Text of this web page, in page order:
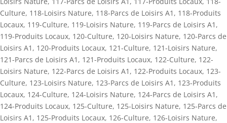
Culture, 118-Loisirs Nature, 118-Parcs de Loisirs A1 , 118-Produits
Locaux, 119-Culture, 119-Loisirs Nature, 119-Parcs de Loisirs A1 ,
119-Produits Locaux, 120-Culture, 120-Loisirs Nature, 120-Parcs de
Loisirs A1 , 120-Produits Locaux, 121-Culture, 121-Loisirs Nature,
121-Parcs de Loisirs A1 , 121-Produits Locaux, 122-Culture, 122-
Loisirs Nature, 122-Parcs de Loisirs A1 , 122-Produits Locaux, 123-
Culture, 123-Loisirs Nature, 123-Parcs de Loisirs A1 , 123-Produits
Locaux, 124-Culture, 124-Loisirs Nature, 124-Parcs de Loisirs A1 ,
124-Produits Locaux, 125-Culture, 125-Loisirs Nature, 125-Parcs de
Loisirs A1 , 125-Produits Locaux, 126-Culture, 126-Loisirs Nature,